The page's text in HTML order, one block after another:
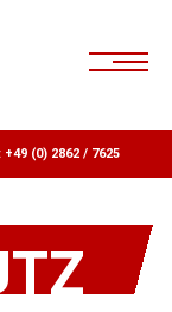
+49 (0) 2862 / 7625